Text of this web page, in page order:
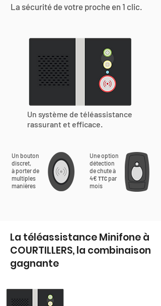
La sécurité de votre proche en 1 clic.
Un système de téléassistance
rassurant et efficace.
Un bouton
discret,
à porter de
multiples
manières
Une option
détection
de chute à
4€ TTC par
mois
La téléassistance Minifone à
COURTILLERS, la combinaison
gagnante